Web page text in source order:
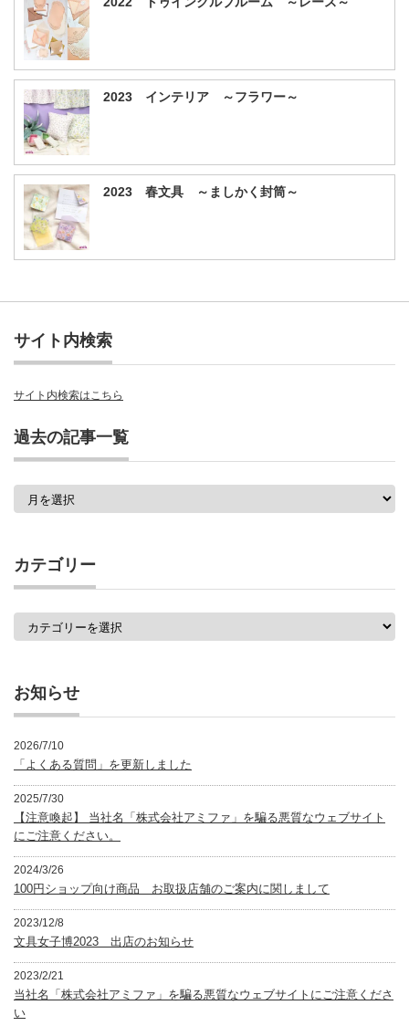
2023 インテリア ～フラワー～
2023 春文具 ～ましかく封筒～
サイト内検索
サイト内検索はこちら
過去の記事一覧
一
覧
カテゴリー
お知らせ
2026/7/10
「よくある質問」を更新しました
2025/7/30
【注意喚起】 当社名「株式会社アミファ」を騙る悪質なウェブサイト
にご注意ください。
2024/3/26
100円ショップ向け商品 お取扱店舗のご案内に関しまして
2023/12/8
文具女子博2023 出店のお知らせ
2023/2/21
当社名「株式会社アミファ」を騙る悪質なウェブサイトにご注意くださ
い